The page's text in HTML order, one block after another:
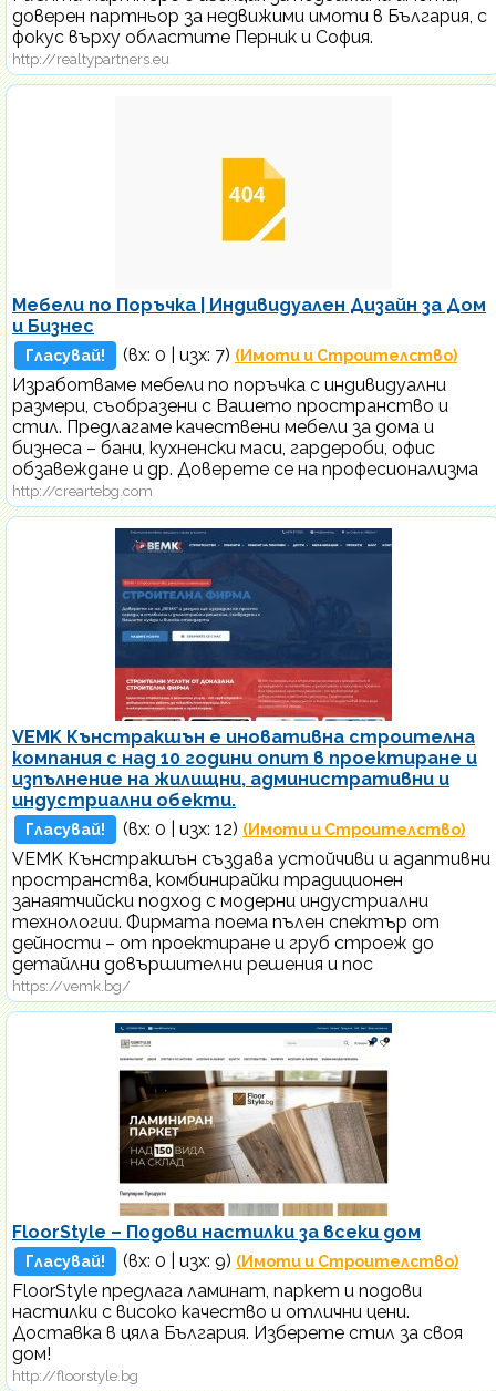
доверен партньор за недвижими имоти в България, с
фокус върху областите Перник и София.
http://realtypartners.eu
Мебели по Поръчка | Индивидуален Дизайн за Дом
и Бизнес
Гласувай! (вх: 0 | изх: 7) (Имоти и Строителство)
Изработваме мебели по поръчка с индивидуални
размери, съобразени с Вашето пространство и
стил. Предлагаме качествени мебели за дома и
бизнеса – бани, кухненски маси, гардероби, офис
обзавеждане и др. Доверете се на професионализма
http://creartebg.com
VEMK Кънстракшън е иновативна строителна
компания с над 10 години опит в проектиране и
изпълнение на жилищни, административни и
индустриални обекти.
Гласувай! (вх: 0 | изх: 12) (Имоти и Строителство)
VEMK Кънстракшън създава устойчиви и адаптивни
пространства, комбинирайки традиционен
занаятчийски подход с модерни индустриални
технологии. Фирмата поема пълен спектър от
дейности – от проектиране и груб строеж до
детайлни довършителни решения и пос
https://vemk.bg/
FloorStyle – Подови настилки за всеки дом
Гласувай! (вх: 0 | изх: 9) (Имоти и Строителство)
FloorStyle предлага ламинат, паркет и подови
настилки с високо качество и отлични цени.
Доставка в цяла България. Изберете стил за своя
дом!
http://floorstyle.bg